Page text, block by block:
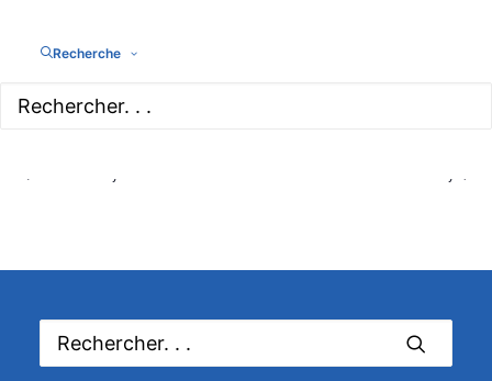
Recherche
Balade gourmande dans la commune